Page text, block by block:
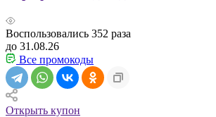
Воспользовались 352 раза
до 31.08.26
Все промокоды
Открыть купон